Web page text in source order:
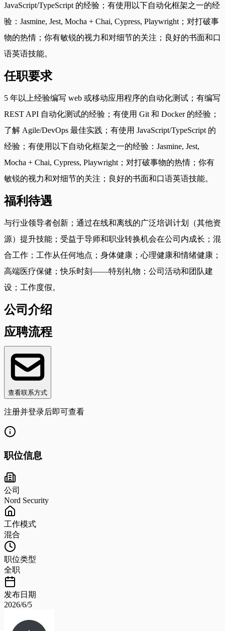
JavaScript/TypeScript 的经验；有使用以下自动化框架之一的经
验：Jasmine, Jest, Mocha + Chai, Cypress, Playwright；对打破事
物的热情；你有敏锐的视力和对细节的关注；良好的书面和口
语英语技能。
任职要求
5 年以上经验编写 web 或移动应用程序的自动化测试；有编写
REST API 自动化测试的经验；有使用 Git 和 Docker 的经验；
了解 Agile/DevOps 最佳实践；有使用 JavaScript/TypeScript 的
经验；有使用以下自动化框架之一的经验：Jasmine, Jest,
Mocha + Chai, Cypress, Playwright；对打破事物的热情；你有
敏锐的视力和对细节的关注；良好的书面和口语英语技能。
福利待遇
与行业领导者创新；通过在线和离线的广泛培训计划（其他资
源）提升技能；受益于导师和职业转换机会在公司内成长；混
合工作；工作从任何地点；身体健康；心理健康和情绪健康；
高端医疗保健；快乐时刻——特别礼物；公司活动和团队建
设；工作度假。
公司介绍
应聘流程
查看联系方式
注册并登录后即可查看
职位信息
公司
Nord Security
工作模式
混合
职位类型
全职
发布日期
2026/6/5